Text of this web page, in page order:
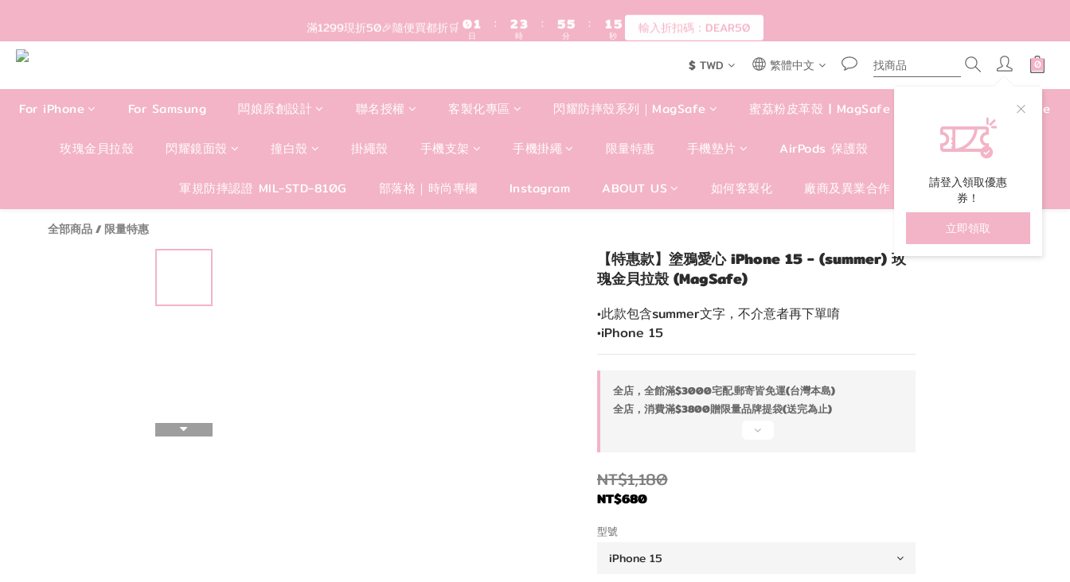
登入會員滿$1200超取免運 - 輸入折扣碼：DEAR20
滿1299現折50🎉隨便買都折🛒 01
0
日
2
1
3
2
時
5
4
1
0
5
4
1
0
分
1
0
5
4
1
0
秒 輸入折扣碼：DEAR50
登入會員滿$1200超取免運 - 輸入折扣碼：DEAR20
$ TWD 繁體中文
請登入領取優惠
券！
立即領取
For iPhone For Samsung 闆娘原創設計 聯名授權 客製化專區 閃耀防摔殼系列｜MagSafe 蜜荔粉皮革殼 | MagSafe 四角好掛殼 | MagSafe
玫瑰金貝拉殼 閃耀鏡面殼 撞白殼 掛繩殼 手機支架 手機掛繩 限量特惠 手機墊片 AirPods 保護殼 包包/手提袋/卡套
軍規防摔認證 MIL-STD-810G 部落格｜時尚專欄 Instagram ABOUT US 如何客製化 廠商及異業合作
全部商品/ 限量特惠
【特惠款】塗鴉愛心 iPhone 15 - (summer) 玫
瑰金貝拉殼 (MagSafe)
•此款包含summer文字，不介意者再下單唷
•iPhone 15
全店，全館滿$3000宅配.郵寄皆免運(台灣本島)
全店，消費滿$3800贈限量品牌提袋(送完為止)
NT$1,180
NT$680
型號